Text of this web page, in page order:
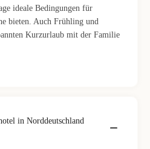
ideale Bedingungen für
bieten. Auch Frühling und
Kurzurlaub mit der Familie
in Norddeutschland